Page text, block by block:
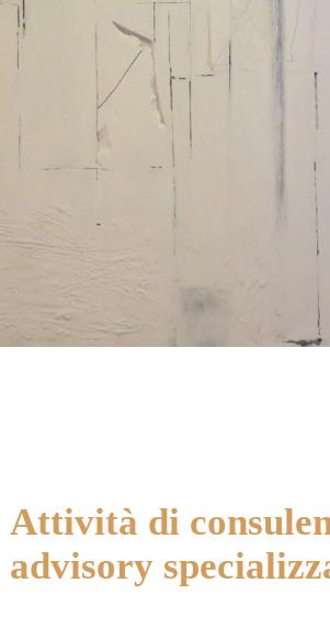
Attività di
advisory